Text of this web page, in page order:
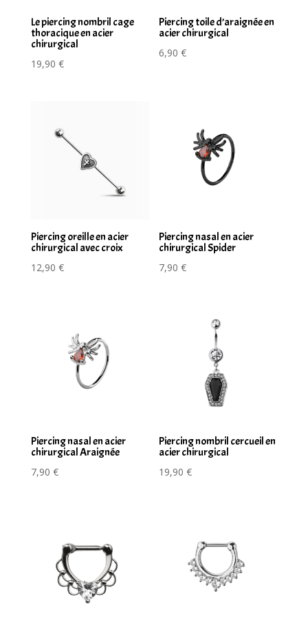
Le piercing nombril cage
thoracique en acier
chirurgical
19,90 €
Piercing toile d’araignée en
acier chirurgical
6,90€
Piercing oreille en acier
chirurgical avec croix
12,90 €
Piercing nasal en acier
chirurgical Spider
7,90€
Piercing nasal en acier
chirurgical Araignée
7,90 €
Piercing nombril cercueil en
acier chirurgical
19,90€